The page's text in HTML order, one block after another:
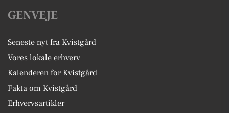
GENVEJE
Seneste nyt fra Kvistgård
Vores lokale erhverv
Kalenderen for Kvistgård
Fakta om Kvistgård
Erhvervsartikler